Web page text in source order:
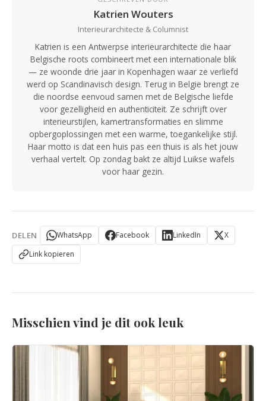
Katrien Wouters
Interieurarchitecte & Columnist
Katrien is een Antwerpse interieurarchitecte die haar
Belgische roots combineert met een internationale blik
— ze woonde drie jaar in Kopenhagen waar ze verliefd
werd op Scandinavisch design. Terug in Belgie brengt ze
die noordse eenvoud samen met de Belgische liefde
voor gezelligheid en authenticiteit. Ze schrijft over
interieurstijlen, kamertransformaties en slimme
opbergoplossingen met een warme, toegankelijke stijl.
Haar motto is dat een huis pas een thuis is als het jouw
verhaal vertelt. Op zondag bakt ze altijd Luikse wafels
voor haar gezin.
DELEN WhatsApp Facebook LinkedIn
X
Link kopieren
Misschien vind je dit ook leuk